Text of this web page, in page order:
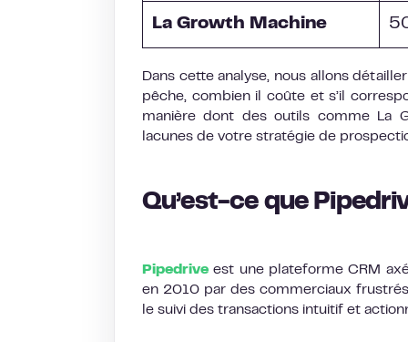
La Growth Machine
Dans cette analyse, nous allons
pêche, combien il coûte et s’il
manière dont des outils comme La
lacunes de votre stratégie de
Qu’est-ce que
Pipedrive est une plateforme CRM
en 2010 par des commerciaux
le suivi des transactions intuitif et